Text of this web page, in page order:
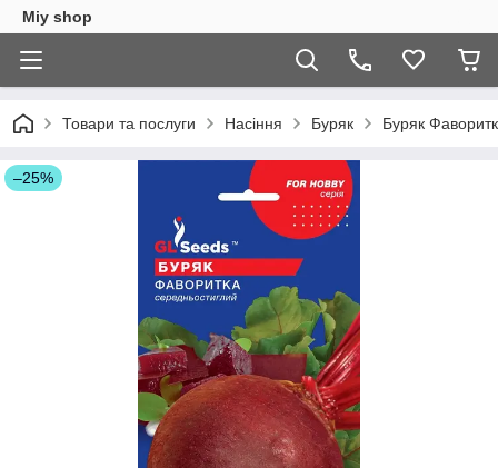
Miy shop
Товари та послуги Насіння Буряк Буряк
–25%